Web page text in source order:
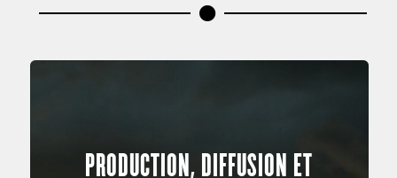
PRODUCTION, DIFFUSION ET